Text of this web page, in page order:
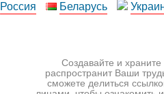
Россия Беларусь
Создавайте и
распространит Ваши
сможете делиться